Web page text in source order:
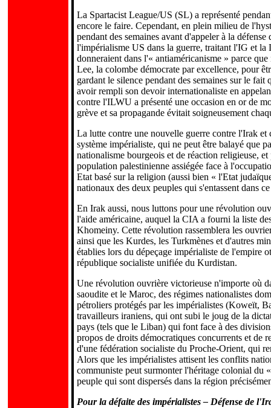
La Spartacist League/US (SL) a représenté
encore le faire. Cependant, en plein milieu de
pendant des semaines avant d'appeler à la
l'impérialisme US dans la guerre, traitant l'IG et
donneraient dans l'« antiaméricanisme » parce
Lee, la colombe démocrate par excellence, pour
gardant le silence pendant des semaines sur le
avoir rempli son devoir internationaliste en
contre l'ILWU a présenté une occasion en or de
grève et sa propagande évitait soigneusement
La lutte contre une nouvelle guerre contre l'Irak
système impérialiste, qui ne peut être balayé que
nationalisme bourgeois et de réaction religieuse,
population palestinienne assiégée face à
Etat basé sur la religion (aussi bien « l'Etat
nationaux des deux peuples qui s'entassent dans
En Irak aussi, nous luttons pour une révolution
l'aide américaine, auquel la CIA a fourni la liste
Khomeiny. Cette révolution rassemblera les
ainsi que les Kurdes, les Turkmènes et d'autres
établies lors du dépeçage impérialiste de l'empire
république socialiste unifiée du Kurdistan.
Une révolution ouvrière victorieuse n'importe où
saoudite et le Maroc, des régimes nationalistes
pétroliers protégés par les impérialistes (Koweït,
travailleurs iraniens, qui ont subi le joug de la
pays (tels que le Liban) qui font face à des
propos de droits démocratiques concurrents et de
d'une fédération socialiste du Proche-Orient, qui
Alors que les impérialistes attisent les conflits
communiste peut surmonter l'héritage colonial du
peuple qui sont dispersés dans la région
Pour la défaite des impérialistes – Défense de